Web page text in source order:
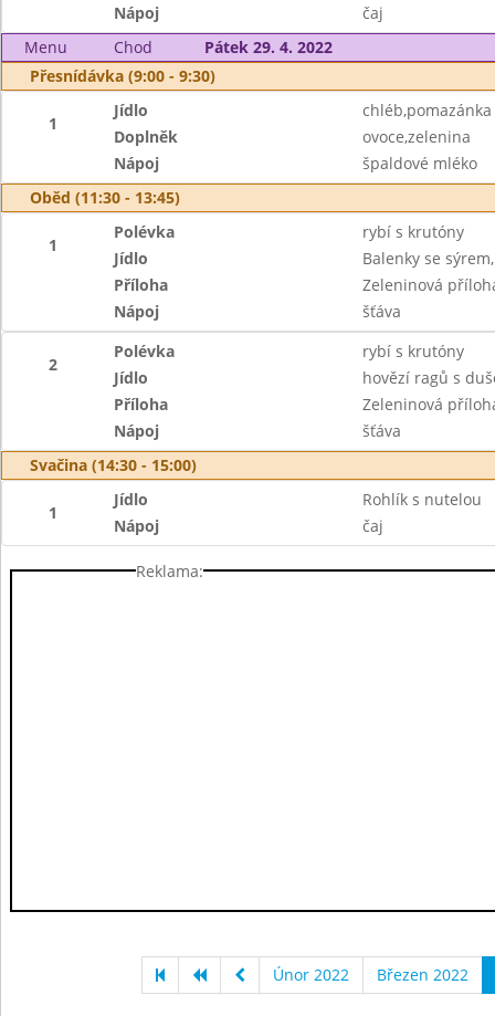
Nápoj
čaj
Menu
Chod
Pátek 29. 4. 2022
Přesnídávka (9:00 - 9:30)
1
Jídlo
Doplněk
ovoce,zelenina
Nápoj
špaldové mléko
Oběd (11:30 - 13:45)
1
Polévka
rybí s krutóny
Jídlo
Balenky se
Příloha
Zeleninová
Nápoj
šťáva
2
Polévka
rybí s krutóny
Jídlo
hovězí ragů s
Příloha
Zeleninová
Nápoj
šťáva
Svačina (14:30 - 15:00)
1
Jídlo
Rohlík s nutelou
Nápoj
čaj
Reklama:
Únor 2022 Březen 2022